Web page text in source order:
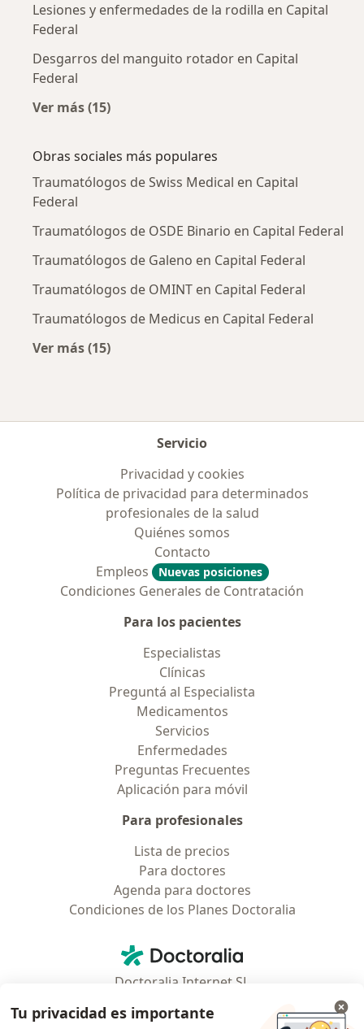
Lesiones y enfermedades de la rodilla en Capital
Federal
Desgarros del manguito rotador en Capital
Federal
Ver más (15)
Obras sociales más populares
Traumatólogos de Swiss Medical en Capital
Federal
Traumatólogos de OSDE Binario en Capital Federal
Traumatólogos de Galeno en Capital Federal
Traumatólogos de OMINT en Capital Federal
Traumatólogos de Medicus en Capital Federal
Ver más (15)
Servicio
Privacidad y cookies
Política de privacidad para determinados
profesionales de la salud
Quiénes somos
Contacto
Empleos
Nuevas posiciones
Condiciones Generales de Contratación
Para los pacientes
Especialistas
Clínicas
Preguntá al Especialista
Medicamentos
Servicios
Enfermedades
Preguntas Frecuentes
Aplicación para móvil
Para profesionales
Lista de precios
Para doctores
Agenda para doctores
Condiciones de los Planes Doctoralia
Doctoralia - Página de inicio
Doctoralia Internet SL
08019 Barcelona, Spain
Tu privacidad es importante